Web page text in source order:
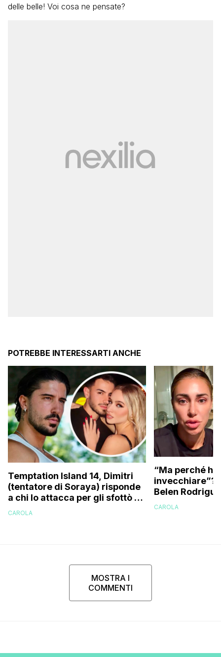
delle belle! Voi cosa ne pensate?
POTREBBE INTERESSARTI ANCHE
Temptation Island 14, Dimitri
(tentatore di Soraya) risponde
a chi lo attacca per gli sfottò a
Cristian sull’argomento
CAROLA
“Ma perché
invecchiare”?
Belen
CAROLA
MOSTRA I
COMMENTI